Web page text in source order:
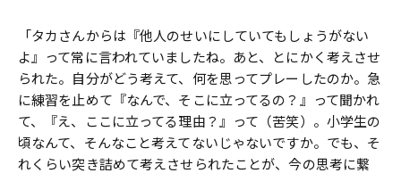
「タカさんからは『他人のせいにしていてもしょうがない
よ』って常に言われていましたね。あと、とにかく考えさせ
られた。自分がどう考えて、何を思ってプレーしたのか。急
に練習を止めて『なんで、そこに立ってるの？』って聞かれ
て、『え、ここに立ってる理由？』って（苦笑）。小学生の
頃なんて、そんなこと考えてないじゃないですか。でも、そ
れくらい突き詰めて考えさせられたことが、今の思考に繋